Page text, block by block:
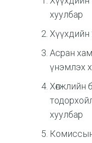
хуулбар
Хүүхдийн
Асран
үнэмлэх
Хөгжлийн
хуулбар